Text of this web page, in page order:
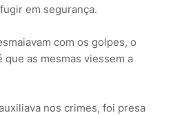
em segurança.
com os golpes, o
as mesmas viessem a
nos crimes, foi presa